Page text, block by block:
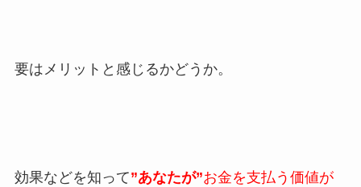
要はメリットと感じるかどうか。
効果などを知って”あなたが”お金を支払う価値が